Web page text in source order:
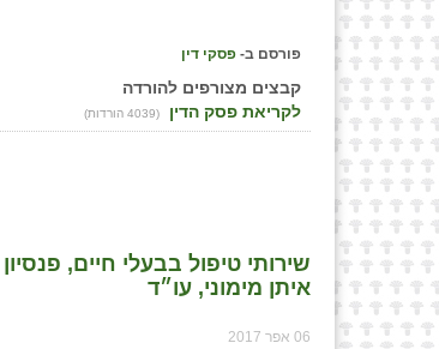
פורסם ב- פסקי דין
קבצים מצורפים להורדה
לקריאת פסק הדין
(4039 הורדות)
שירותי טיפול בבעלי חיים,
איתן מימוני, עו״ד
06 אפר 2017